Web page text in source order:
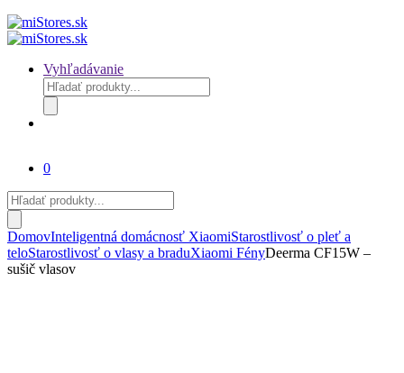
Vyhľadávanie
Products
search
0
Products
search
DomovInteligentná domácnosť XiaomiStarostlivosť o pleť a
teloStarostlivosť o vlasy a braduXiaomi FényDeerma CF15W –
sušič vlasov